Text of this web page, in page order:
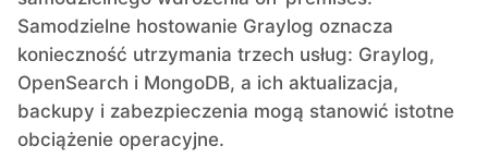
Samodzielne hostowanie Graylog oznacza
konieczność utrzymania trzech usług: Graylog,
OpenSearch i MongoDB, a ich aktualizacja,
backupy i zabezpieczenia mogą stanowić istotne
obciążenie operacyjne.